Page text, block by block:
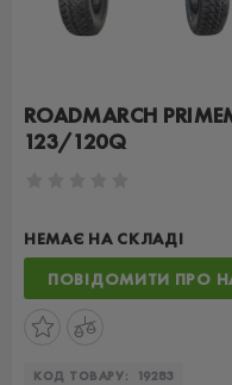
ROADMARCH
123/120Q
НЕМАЄ НА СКЛАДІ
ПОВІДОМИТИ ПРО
КОД ТОВАРУ: 19283